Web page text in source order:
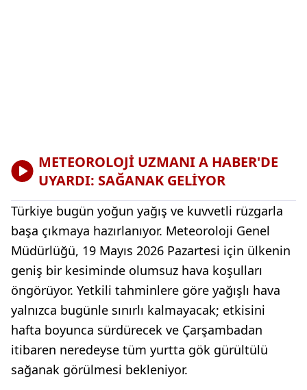
METEOROLOJİ UZMANI A HABER'DE
UYARDI: SAĞANAK GELİYOR
Türkiye bugün yoğun yağış ve kuvvetli rüzgarla
başa çıkmaya hazırlanıyor. Meteoroloji Genel
Müdürlüğü, 19 Mayıs 2026 Pazartesi için ülkenin
geniş bir kesiminde olumsuz hava koşulları
öngörüyor. Yetkili tahminlere göre yağışlı hava
yalnızca bugünle sınırlı kalmayacak; etkisini
hafta boyunca sürdürecek ve Çarşambadan
itibaren neredeyse tüm yurtta gök gürültülü
sağanak görülmesi bekleniyor.